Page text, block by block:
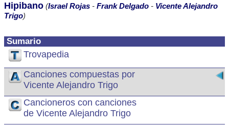
Sumario
Trovapedia
Canciones compuestas por
Vicente Alejandro Trigo
Cancioneros con canciones
de Vicente Alejandro Trigo
Hipibano (Israel Rojas - Frank Delgado - Vicente Alejandro
Trigo)